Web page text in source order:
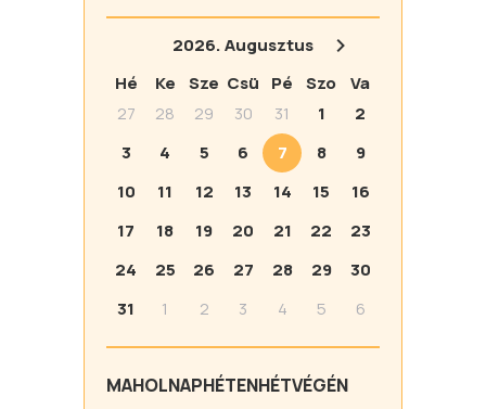
2026.Augusztus
Hé
Ke Sze Csü Pé Szo
Va
27
28 29 30 31 1
2
3
4 5 6 7 8
9
10
11 12 13 14 15
16
17
18 19 20 21 22
23
24
25 26 27 28 29
30
31
1 2 3 4 5 6
MAHOLNAPHÉTENHÉTVÉGÉN